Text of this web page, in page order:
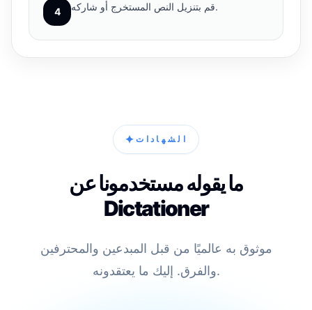
4 قم بتنزيل النص المستخرج أو شاركه.
✦الشهادات
ما يقوله مستخدمونا عن
Dictationer
موثوق به عالميًا من قبل المبدعين والمحترفين
والفرق. إليك ما يعتقدونه.